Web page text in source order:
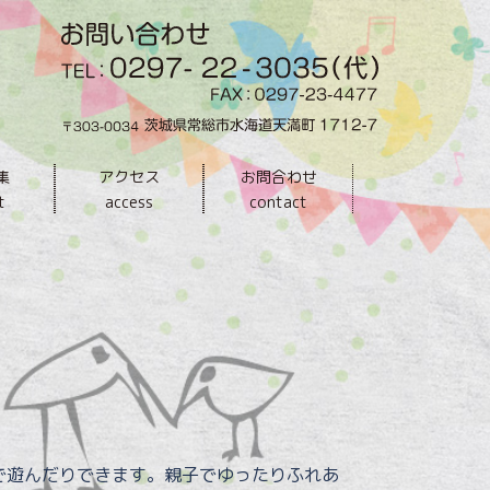
アクセス
access
お問合わせ
contact
んだりできます。親子でゆったりふれあ